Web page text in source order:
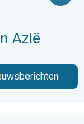
Azië